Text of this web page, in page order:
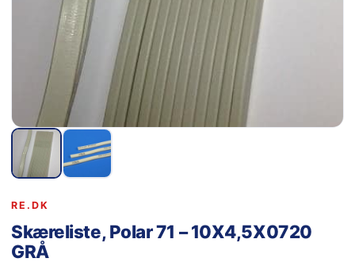
RE.DK
Skæreliste, Polar 71 – 10X4,5X0720
GRÅ